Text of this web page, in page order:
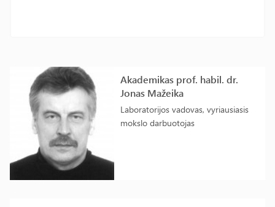
Akademikas prof. habil. dr.
Jonas Mažeika
Laboratorijos vadovas, vyriausiasis
mokslo darbuotojas